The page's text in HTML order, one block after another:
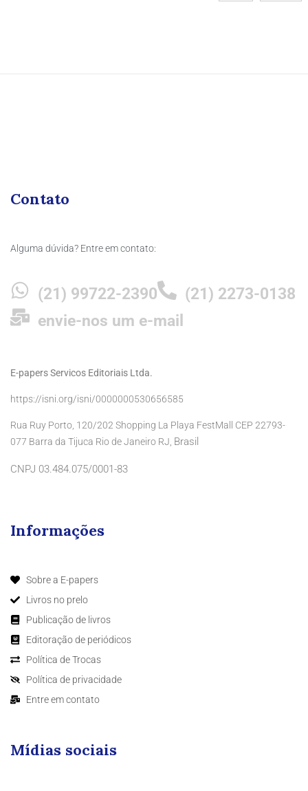
Contato
Alguma dúvida? Entre em contato:
(21) 99722-2390
(21) 2273-0138
envie-nos um e-mail
E-papers Servicos Editoriais Ltda.
https://isni.org/isni/0000000530656585
Rua Ruy Porto, 120/202 Shopping La Playa FestMall CEP 22793-
077 Barra da Tijuca Rio de Janeiro RJ, Brasil
CNPJ 03.484.075/0001-83
Informações
Sobre a E-papers
Livros no prelo
Publicação de livros
Editoração de periódicos
Política de Trocas
Política de privacidade
Entre em contato
Mídias sociais